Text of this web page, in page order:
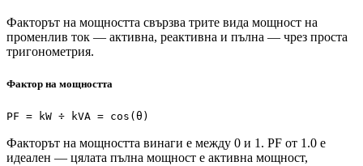
Факторът на мощността свързва трите вида мощност на
променлив ток — активна, реактивна и пълна — чрез проста
тригонометрия.
Фактор на мощността
PF = kW ÷ kVA = cos(θ)
Факторът на мощността винаги е между 0 и 1. PF от 1.0 е
идеален — цялата пълна мощност е активна мощност,